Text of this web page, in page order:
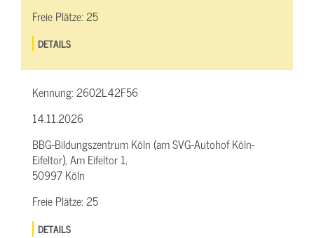
Freie Plätze:25
DETAILS
Kennung:2602L42F56
14.11.2026
BBG-Bildungszentrum Köln (am SVG-Autohof Köln-
Eifeltor), Am Eifeltor 1,
50997 Köln
Freie Plätze:25
DETAILS